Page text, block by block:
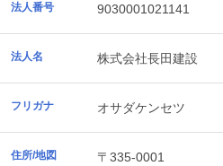
法人番号 9030001021141
法人名 株式会社長田建設
フリガナ オサダケンセツ
住所/地図
〒335-0001